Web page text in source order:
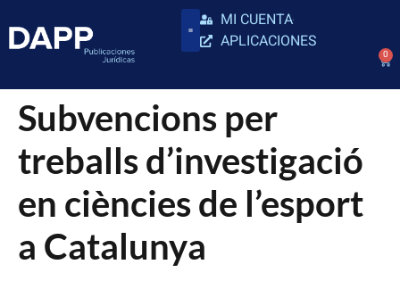
MI CUENTA
APLICACIONES
0
Subvencions per
treballs d’investigació
en ciències de l’esport
a Catalunya